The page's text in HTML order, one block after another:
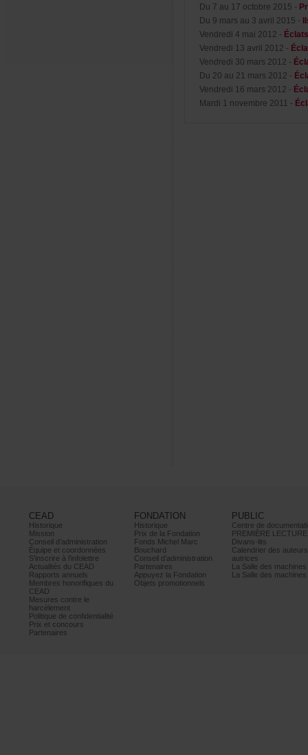
Du7au17octobre2015-
Du9marsau3avril2015-
Vendredi4mai2012-
Vendredi13avril2012-
Vendredi30mars2012-
Du20au21mars2012-
Vendredi16mars2012-
Mardi1novembre2011-
CEAD
Historique
Mission
Conseild’administration
Équipeetcoordonnées
S’inscrireàl’infolettre
ActualitésduCEAD
Rapportsannuels
Membreshonorifiquesdu
CEAD
Mesurescontrele
harcèlement
Politiquedeconfidentialité
Prixetconcours
Partenaires
FONDATION
Historique
PrixdelaFondation
FondsMichelMarc
Bouchard
Conseild’administration
Partenaires
AppuyezlaFondation
Objetspromotionnels
PUBLIC
PREMIÈRELECTURE
Divans-lits
autrices